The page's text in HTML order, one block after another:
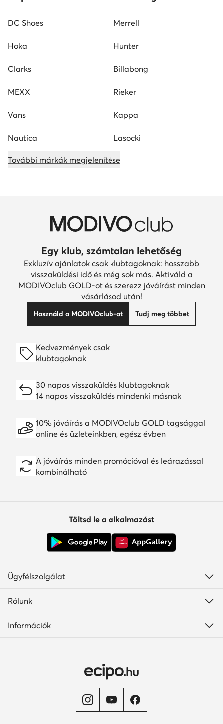
DC Shoes Merrell
Hoka Hunter
Clarks Billabong
MEXX Rieker
Vans Kappa
Nautica Lasocki
További márkák megjelenítése
Egy klub, számtalan lehetőség
Exkluzív ajánlatok csak klubtagoknak: hosszabb
visszaküldési idő és még sok más. Aktiváld a
MODIVOclub GOLD-ot és szerezz jóváírást minden
vásárlásod után!
Használd a MODIVOclub-ot Tudj meg többet
Kedvezmények csak
klubtagoknak
30 napos visszaküldés klubtagoknak
14 napos visszaküldés mindenki másnak
10% jóváírás a MODIVOclub GOLD tagsággal
online és üzleteinkben, egész évben
A jóváírás minden promócióval és leárazással
kombinálható
Töltsd le a alkalmazást
Ügyfélszolgálat
Rólunk
Információk